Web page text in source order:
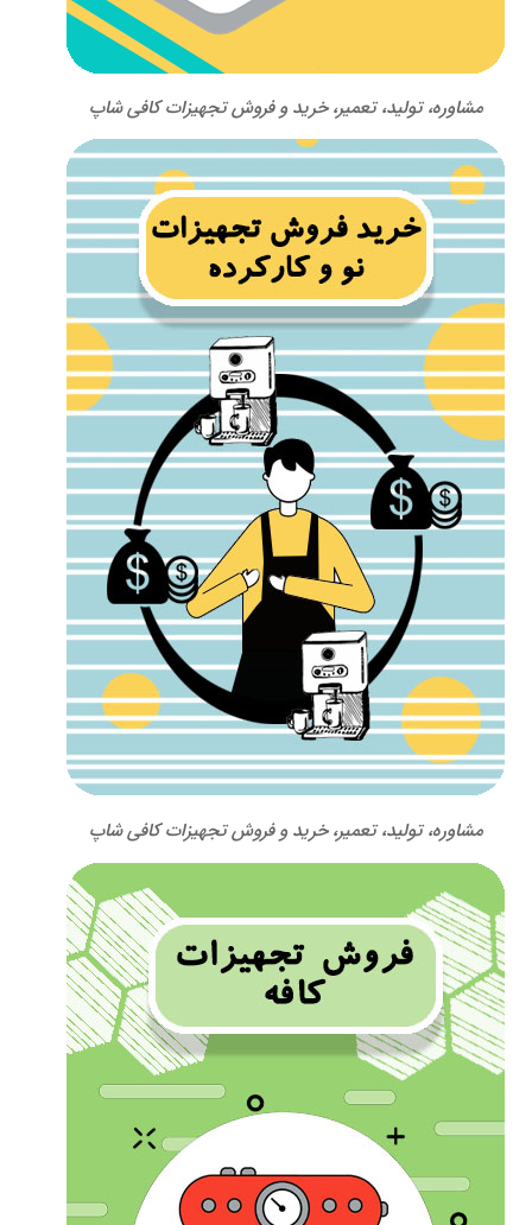
مشاوره، تولید، تعمیر، خرید و فروش تجهیزات کافی شاپ
مشاوره، تولید، تعمیر، خرید و فروش تجهیزات کافی شاپ